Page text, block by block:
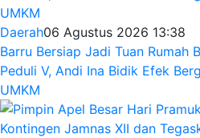
Daerah06 Agustus 2026 13:38
Barru Bersiap Jadi Tuan Rumah
Peduli V, Andi Ina Bidik Efek
UMKM